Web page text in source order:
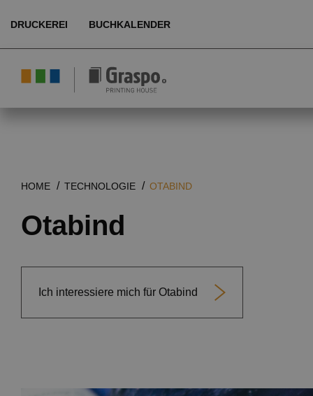
DRUCKEREI BUCHKALENDER
Umwelt
Kundenbereich
HOME TECHNOLOGIE OTABIND
Otabind
Ich interessiere mich für Otabind